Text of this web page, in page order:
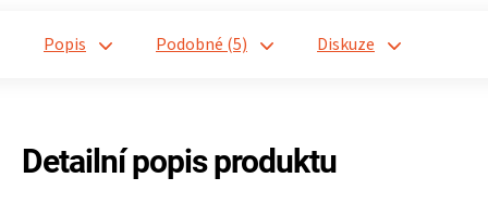
Popis Podobné (5) Diskuze
Detailní popis produktu